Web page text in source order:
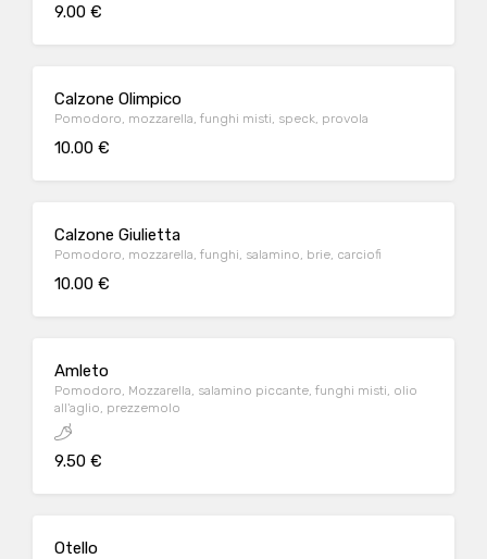
9.00 €
Calzone Olimpico
Pomodoro, mozzarella, funghi misti, speck, provola
10.00 €
Calzone Giulietta
Pomodoro, mozzarella, funghi, salamino, brie, carciofi
10.00 €
Amleto
Pomodoro, Mozzarella, salamino piccante, funghi misti, olio
all'aglio, prezzemolo
9.50 €
Otello